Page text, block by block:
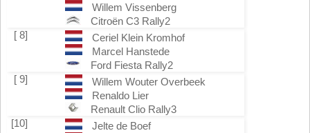
Willem Vissenberg
Citroën C3 Rally2
[ 8]
Ceriel Klein Kromhof
Marcel Hanstede
Ford Fiesta Rally2
[ 9]
Willem Wouter Overbeek
Renaldo Lier
Renault Clio Rally3
[10]
Jelte de Boef